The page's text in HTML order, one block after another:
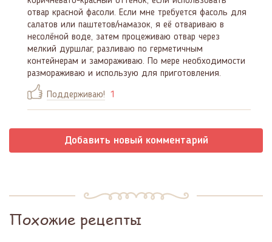
отвар красной фасоли. Если мне требуется фасоль для
салатов или паштетов/намазок, я её отвариваю в
несолёной воде, затем процеживаю отвар через
мелкий дуршлаг, разливаю по герметичным
контейнерам и замораживаю. По мере необходимости
размораживаю и использую для приготовления.
Поддерживаю! 1
Добавить новый комментарий
Похожие рецепты